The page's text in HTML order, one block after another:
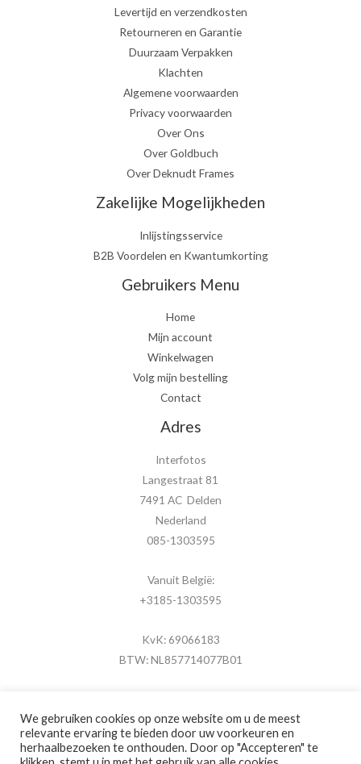
Levertijd en verzendkosten
Retourneren en Garantie
Duurzaam Verpakken
Klachten
Algemene voorwaarden
Privacy voorwaarden
Over Ons
Over Goldbuch
Over Deknudt Frames
Zakelijke Mogelijkheden
Inlijstingsservice
B2B Voordelen en Kwantumkorting
Gebruikers Menu
Home
Mijn account
Winkelwagen
Volg mijn bestelling
Contact
Adres
Interfotos
Langestraat 81
7491 AC Delden
Nederland
085-1303595
Vanuit België:
+3185-1303595
KvK: 69066183
BTW: NL857714077B01
Copyright © 2026 MijnFotolijstje.nl
We gebruiken cookies op onze website om u de meest
relevante ervaring te bieden door uw voorkeuren en
herhaalbezoeken te onthouden. Door op "Accepteren" te